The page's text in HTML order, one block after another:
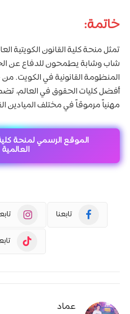
خاتمة:
تمثل منحة كلية القانون الكويتية
شاب وشابة يطمحون للدفاع عن
المنظومة القانونية في الكويت.
أفضل كليات الحقوق في العالم،
مهنياً مرموقاً في مختلف الميادين
الموقع الرسمي لمنحة
العالمية
تابعنا
عماد